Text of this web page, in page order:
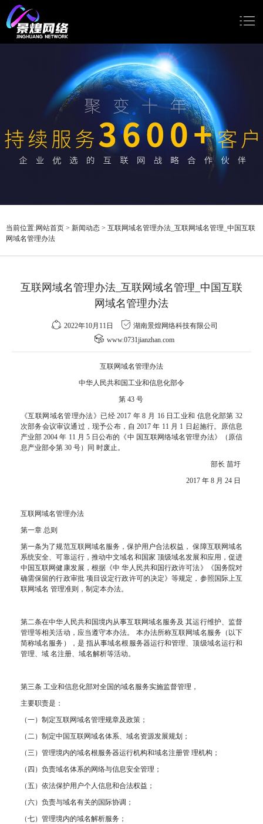
小程序开发
Google推广
关于我们
当前位置:网站首页 > 新闻动态 > 互联网域名管理办法_互联网域名管理_中国互联
网域名管理办法
互联网域名管理办法_互联网域名管理_中国互联
网域名管理办法
2022年10月11日
湖南景煌网络科技有限公司
www.0731jianzhan.com
互联网域名管理办法
中华人民共和国工业和信息化部令
第 43 号
《互联网域名管理办法》已经 2017 年 8 月 16 日工业和 信息化部第 32
次部务会议审议通过，现予公布，自 2017 年 11 月 1 日起施行。原信息
产业部 2004 年 11 月 5 日公布的《中 国互联网络域名管理办法》（原信
息产业部令第 30 号）同 时废止。
部长 苗圩
2017 年 8 月 24 日
互联网域名管理办法
第一章 总则
第一条为了规范互联网域名服务，保护用户合法权益， 保障互联网域名
系统安全、可靠运行，推动中文域名和国家 顶级域名发展和应用，促进
中国互联网健康发展，根据《中 华人民共和国行政许可法》《国务院对
确需保留的行政审批 项目设定行政许可的决定》等规定，参照国际上互
联网域名 管理准则，制定本办法。
第二条在中华人民共和国境内从事互联网域名服务及 其运行维护、监督
管理等相关活动，应当遵守本办法。 本办法所称互联网域名服务（以下
简称域名服务），是 指从事域名根服务器运行和管理、顶级域名运行和
管理、域 名注册、域名解析等活动。
第三条 工业和信息化部对全国的域名服务实施监督管理，
主要职责是：
（一）制定互联网域名管理规章及政策；
（二）制定中国互联网域名体系、域名资源发展规划；
（三）管理境内的域名根服务器运行机构和域名注册管 理机构；
（四）负责域名体系的网络与信息安全管理；
（五）依法保护用户个人信息和合法权益；
（六）负责与域名有关的国际协调；
（七）管理境内的域名解析服务；